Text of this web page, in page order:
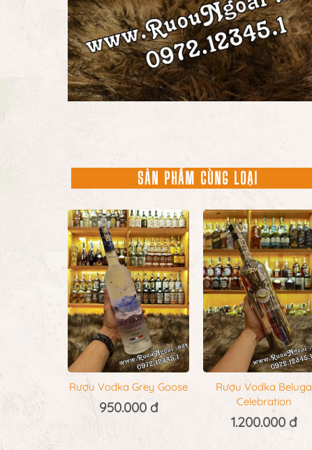
SẢN PHẨM CÙNG LOẠI
Rượu Vodka Grey Goose
950.000 đ
Rượu Vodka Beluga
Celebration
1.200.000 đ